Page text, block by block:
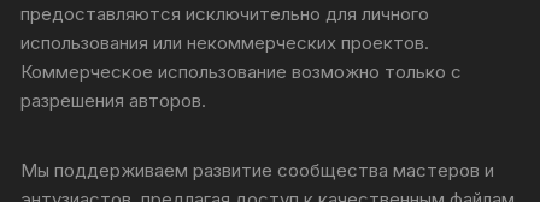
предоставляются исключительно для личного
использования или некоммерческих проектов.
Коммерческое использование возможно только с
разрешения авторов.
Мы поддерживаем развитие сообщества мастеров и